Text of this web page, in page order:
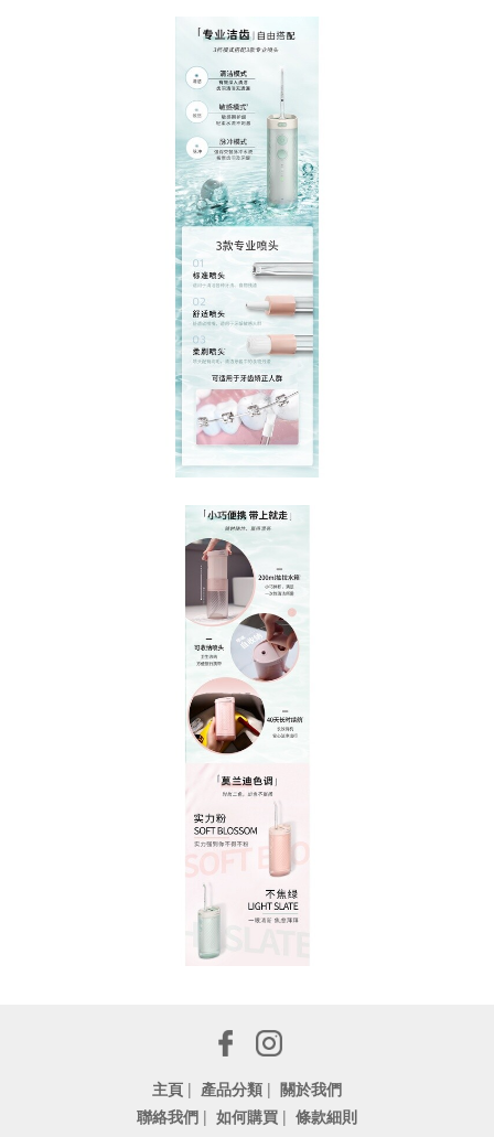
主頁 | 產品分類 | 關於我們
聯絡我們 | 如何購買 | 條款細則